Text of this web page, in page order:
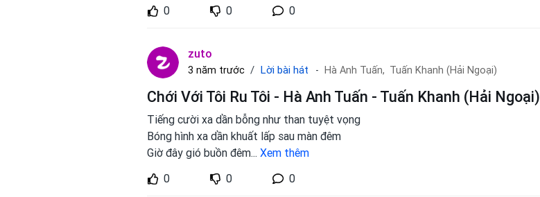
0
0 0
zuto
3 năm trước Lời bài hát Hà Anh Tuấn, Tuấn Khanh (Hải Ngoại)
Chới Với Tôi Ru Tôi - Hà Anh Tuấn - Tuấn Khanh (Hải Ngoại)
Tiếng cười xa dần bỗng như than tuyệt vọng
Bóng hình xa dần khuất lấp sau màn đêm
Giờ đây gió buồn đêm... Xem thêm
0
0 0